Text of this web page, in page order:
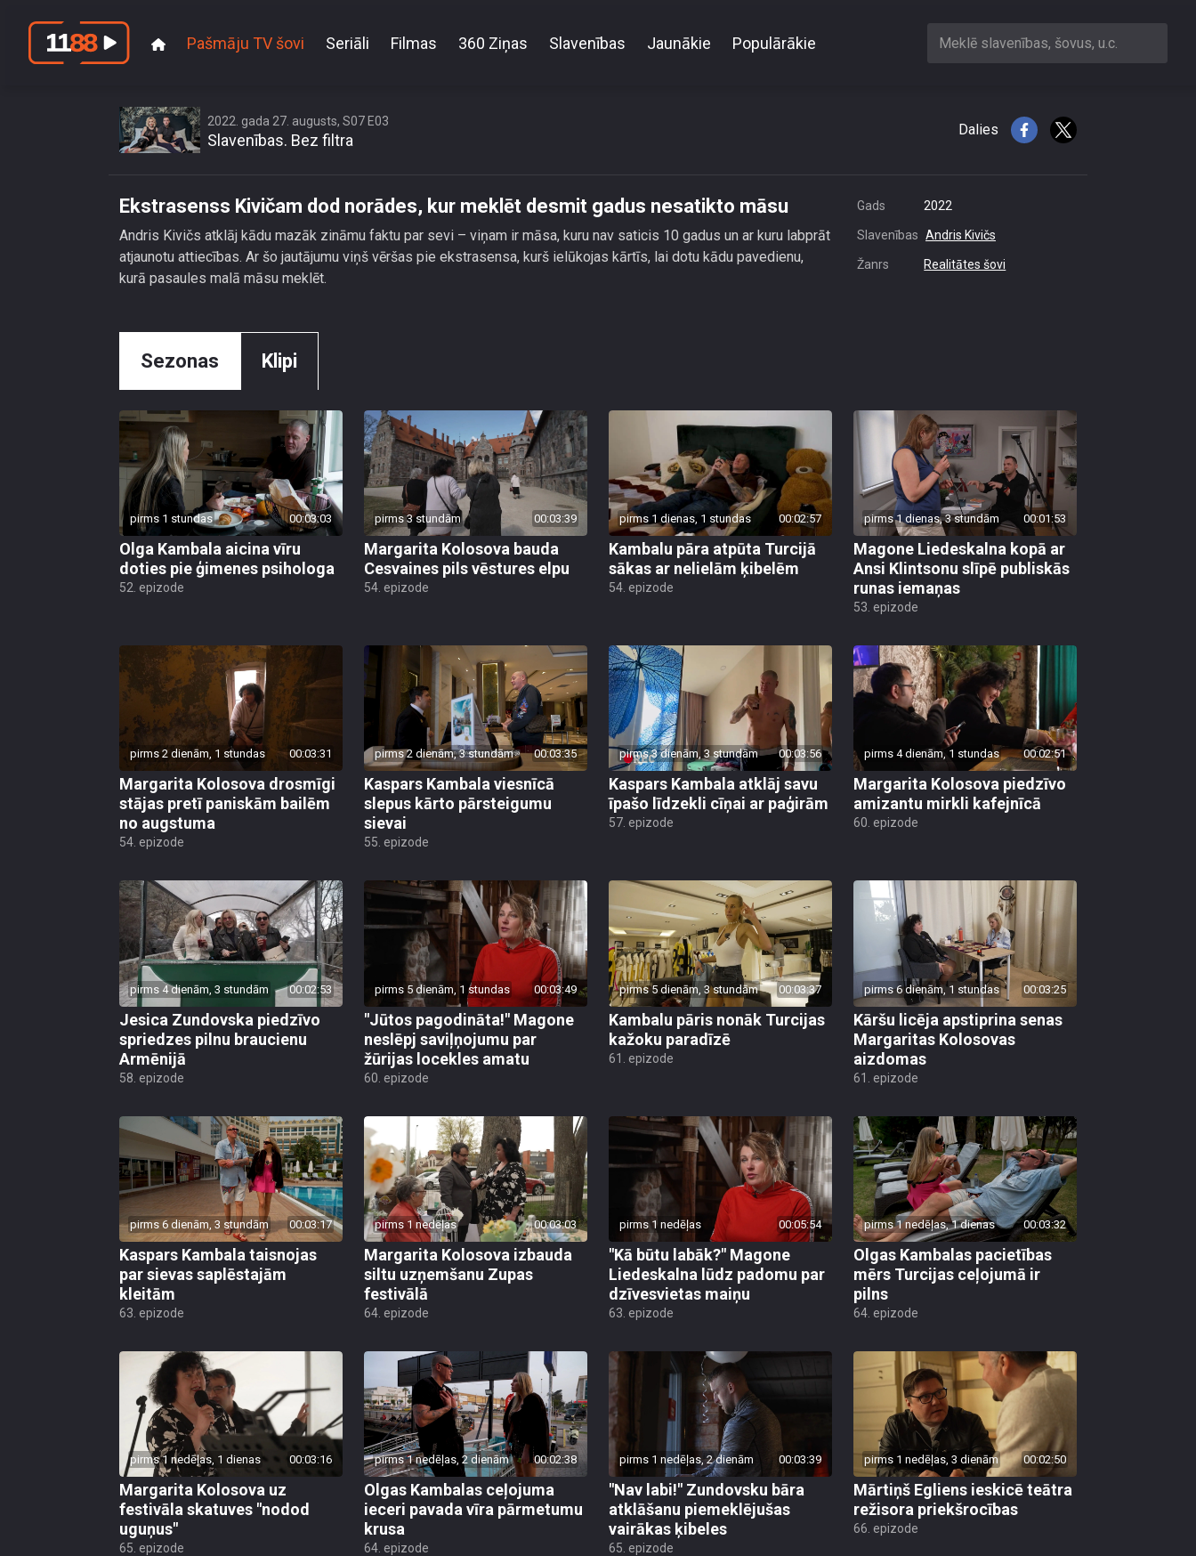
Pašmāju TV šovi Seriāli Filmas 360 Ziņas Slavenības Jaunākie Populārākie Meklē slavenības, šovus, u.c.
2022. gada 27. augusts, S07 E03
Slavenības. Bez filtra
Dalies
Ekstrasenss Kivičam dod norādes, kur meklēt desmit gadus nesatikto māsu
Andris Kivičs atklāj kādu mazāk zināmu faktu par sevi – viņam ir māsa, kuru nav saticis 10 gadus un ar kuru labprāt
atjaunotu attiecības. Ar šo jautājumu viņš vēršas pie ekstrasensa, kurš ielūkojas kārtīs, lai dotu kādu pavedienu,
kurā pasaules malā māsu meklēt.
Gads 2022
Slavenības Andris Kivičs
Žanrs Realitātes šovi
Sezonas Klipi
pirms 1 stundas 00:03:03
Olga Kambala aicina vīru
doties pie ģimenes psihologa
52. epizode
pirms 3 stundām 00:03:39
Margarita Kolosova bauda
Cesvaines pils vēstures elpu
54. epizode
pirms 1 dienas, 1 stundas 00:02:57
Kambalu pāra atpūta Turcijā
sākas ar nelielām ķibelēm
54. epizode
pirms 1 dienas, 3 stundām 00:01:53
Magone Liedeskalna kopā ar
Ansi Klintsonu slīpē publiskās
runas iemaņas
53. epizode
pirms 2 dienām, 1 stundas 00:03:31
Margarita Kolosova drosmīgi
stājas pretī paniskām bailēm
no augstuma
54. epizode
pirms 2 dienām, 3 stundām 00:03:35
Kaspars Kambala viesnīcā
slepus kārto pārsteigumu
sievai
55. epizode
pirms 3 dienām, 3 stundām 00:03:56
Kaspars Kambala atklāj savu
īpašo līdzekli cīņai ar paģirām
57. epizode
pirms 4 dienām, 1 stundas 00:02:51
Margarita Kolosova piedzīvo
amizantu mirkli kafejnīcā
60. epizode
pirms 4 dienām, 3 stundām 00:02:53
Jesica Zundovska piedzīvo
spriedzes pilnu braucienu
Armēnijā
58. epizode
pirms 5 dienām, 1 stundas 00:03:49
"Jūtos pagodināta!" Magone
neslēpj saviļņojumu par
žūrijas locekles amatu
60. epizode
pirms 5 dienām, 3 stundām 00:03:37
Kambalu pāris nonāk Turcijas
kažoku paradīzē
61. epizode
pirms 6 dienām, 1 stundas 00:03:25
Kāršu licēja apstiprina senas
Margaritas Kolosovas
aizdomas
61. epizode
pirms 6 dienām, 3 stundām 00:03:17
Kaspars Kambala taisnojas
par sievas saplēstajām
kleitām
63. epizode
pirms 1 nedēļas 00:03:03
Margarita Kolosova izbauda
siltu uzņemšanu Zupas
festivālā
64. epizode
pirms 1 nedēļas 00:05:54
"Kā būtu labāk?" Magone
Liedeskalna lūdz padomu par
dzīvesvietas maiņu
63. epizode
pirms 1 nedēļas, 1 dienas 00:03:32
Olgas Kambalas pacietības
mērs Turcijas ceļojumā ir
pilns
64. epizode
pirms 1 nedēļas, 1 dienas 00:03:16
Margarita Kolosova uz
festivāla skatuves "nodod
uguņus"
65. epizode
pirms 1 nedēļas, 2 dienām 00:02:38
Olgas Kambalas ceļojuma
ieceri pavada vīra pārmetumu
krusa
64. epizode
pirms 1 nedēļas, 2 dienām 00:03:39
"Nav labi!" Zundovsku bāra
atklāšanu piemeklējušas
vairākas ķibeles
65. epizode
pirms 1 nedēļas, 3 dienām 00:02:50
Mārtiņš Egliens ieskicē teātra
režisora priekšrocības
66. epizode